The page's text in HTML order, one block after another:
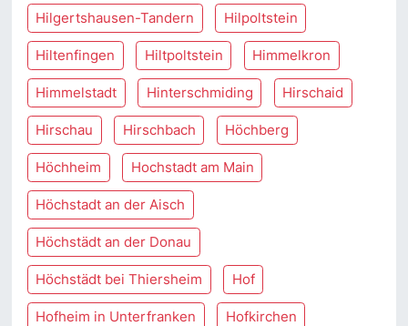
Hilgertshausen-Tandern Hilpoltstein
Hiltenfingen Hiltpoltstein Himmelkron
Himmelstadt Hinterschmiding Hirschaid
Hirschau Hirschbach Höchberg
Höchheim Hochstadt am Main
Höchstadt an der Aisch
Höchstädt an der Donau
Höchstädt bei Thiersheim Hof
Hofheim in Unterfranken Hofkirchen